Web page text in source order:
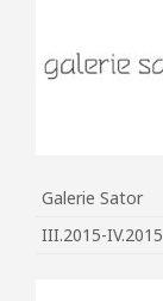
Galerie Sator
III.2015-IV.2015